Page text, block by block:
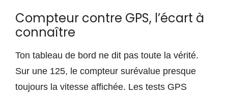
Compteur contre GPS, l’écart à
connaître
Ton tableau de bord ne dit pas toute la vérité.
Sur une 125, le compteur surévalue presque
toujours la vitesse affichée. Les tests GPS